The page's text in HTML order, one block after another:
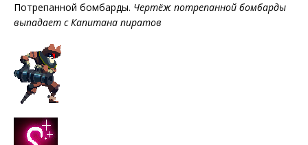
Потрепанной бомбарды. Чертёж потрепанной бомбарды
выпадает с Капитана пиратов